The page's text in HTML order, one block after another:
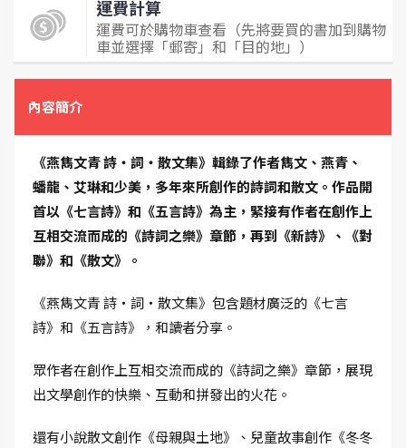
運費計算
運費可於購物車查看（先將要買的書加到購物
車並選擇「郵寄」和「目的地」）
內容簡介
《燕雋文青 詩‧詞‧散文集》輯錄了作者雋文、燕青、
蟠龍、艾琳和少美，多年來所創作的詩詞和散文。作品開
首以《七言詩》和《五言詩》為主，緊接有作者在創作上
互相交流而成的《詩詞之樂》章節，再到《新詩》、《對
聯》和《散文》。
《燕雋文青 詩‧詞‧散文集》包含題材廣泛的《七言
詩》和《五言詩》，和讀者分享。
眾作者在創作上互相交流而成的《詩詞之樂》章節，展現
出文學創作的快樂、互動和拼發出的火花。
還有小說散文創作《母親與土地》、兒童故事創作《冬冬